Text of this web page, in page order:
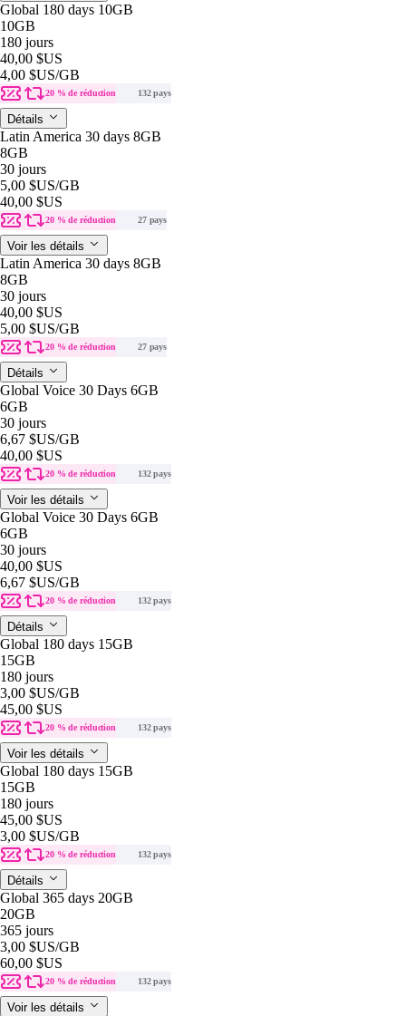
Global 180 days 10GB
10GB
180 jours
40,00 $US
4,00 $US/GB
20 % de réduction 132 pays
Détails
Latin America 30 days 8GB
8GB
30 jours
5,00 $US/GB
40,00 $US
20 % de réduction 27 pays
Voir les détails
Latin America 30 days 8GB
8GB
30 jours
40,00 $US
5,00 $US/GB
20 % de réduction 27 pays
Détails
Global Voice 30 Days 6GB
6GB
30 jours
6,67 $US/GB
40,00 $US
20 % de réduction 132 pays
Voir les détails
Global Voice 30 Days 6GB
6GB
30 jours
40,00 $US
6,67 $US/GB
20 % de réduction 132 pays
Détails
Global 180 days 15GB
15GB
180 jours
3,00 $US/GB
45,00 $US
20 % de réduction 132 pays
Voir les détails
Global 180 days 15GB
15GB
180 jours
45,00 $US
3,00 $US/GB
20 % de réduction 132 pays
Détails
Global 365 days 20GB
20GB
365 jours
3,00 $US/GB
60,00 $US
20 % de réduction 132 pays
Voir les détails